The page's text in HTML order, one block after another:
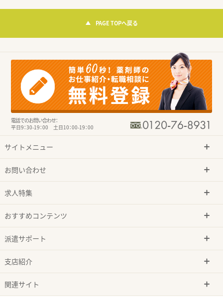
PAGE TOPへ戻る
電話でのお問い合わせ：
平日9：30-19：00 土日10：00-19：00
サイトメニュー
お問い合わせ
求人特集
おすすめコンテンツ
派遣サポート
支店紹介
関連サイト